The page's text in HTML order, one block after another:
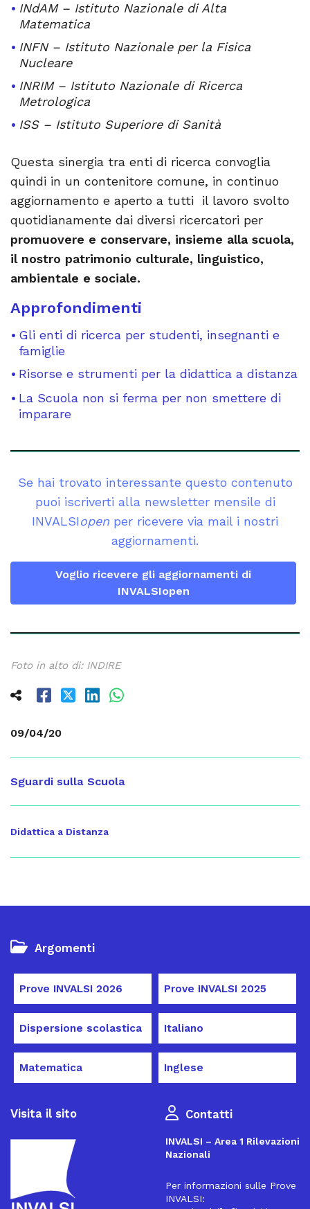
09/04/20
Sguardi sulla Scuola
Didattica a Distanza
INdAM – Istituto Nazionale di Alta
Matematica
INFN – Istituto Nazionale per la Fisica
Nucleare
INRIM – Istituto Nazionale di Ricerca
Metrologica
ISS – Istituto Superiore di Sanità
Questa sinergia tra enti di ricerca convoglia
quindi in un contenitore comune, in continuo
aggiornamento e aperto a tutti il lavoro svolto
quotidianamente dai diversi ricercatori per
promuovere e conservare, insieme alla scuola,
il nostro patrimonio culturale, linguistico,
ambientale e sociale.
Approfondimenti
Gli enti di ricerca per studenti, insegnanti e
famiglie
Risorse e strumenti per la didattica a distanza
La Scuola non si ferma per non smettere di
imparare
Se hai trovato interessante questo contenuto
puoi iscriverti alla newsletter mensile di
INVALSIopen per ricevere via mail i nostri
aggiornamenti.
Voglio ricevere gli aggiornamenti di
INVALSIopen
Foto in alto di: INDIRE
Argomenti
Prove INVALSI 2026 Prove INVALSI 2025
Dispersione scolastica Italiano
Matematica Inglese
Visita il sito Contatti
INVALSI – Area 1 Rilevazioni
Nazionali
Per informazioni sulle Prove
INVALSI: